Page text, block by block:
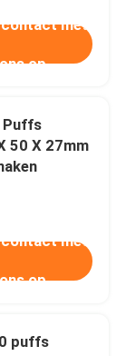
contact met
ons op
Puffs
50 X 27mm
contact met
ons op
puffs